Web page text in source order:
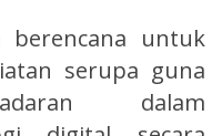
berencana untuk
serupa guna
dalam